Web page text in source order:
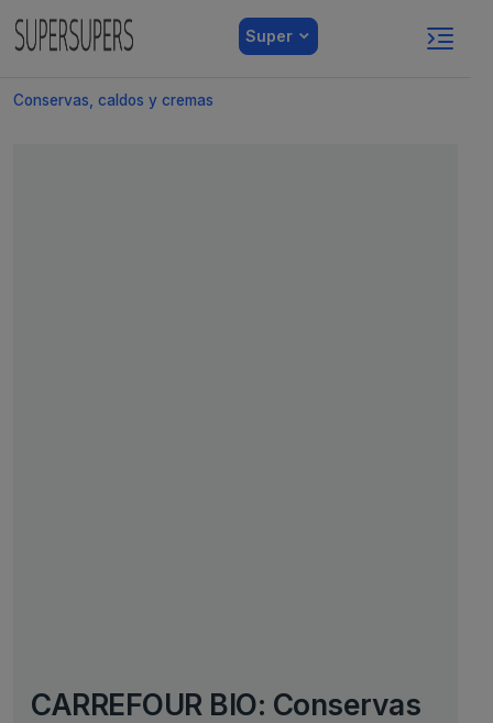
Super
Conservas, caldos y cremas
CARREFOUR BIO: Conservas